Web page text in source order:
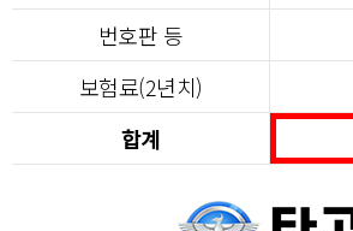
번호판 등
보험료(2년치)
합계